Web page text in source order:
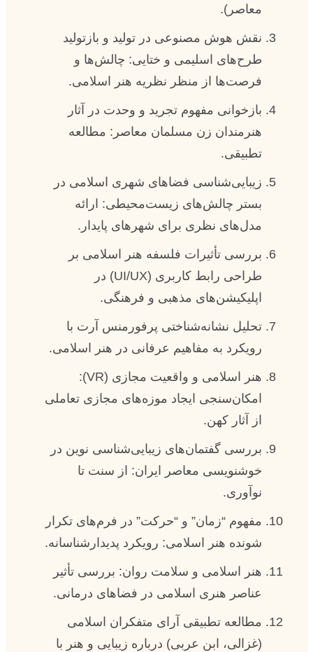
معاصر).
نقش هوش مصنوعی در تولید و بازتولید
طرح‌های اسلیمی و ختایی: چالش‌ها و
فرصت‌ها از منظر نظریه هنر اسلامی.
بازخوانی مفهوم تجرید و وحدت در آثار
هنرمندان زن مسلمان معاصر: مطالعه
تطبیقی.
زیبایی‌شناسی فضاهای شهری اسلامی در
بستر چالش‌های زیست‌محیطی: ارائه
مدل‌های نظری برای شهرهای پایدار.
بررسی تأثیرات فلسفه هنر اسلامی بر
طراحی رابط کاربری (UI/UX) در
اپلیکیشن‌های مذهبی و فرهنگی.
تحلیل نشانه‌شناختی پرفورمنس آرت با
رویکرد به مفاهیم عرفانی در هنر اسلامی.
هنر اسلامی و واقعیت مجازی (VR):
امکان‌سنجی ایجاد موزه‌های مجازی تعاملی
از آثار کهن.
بررسی گفتمان‌های زیبایی‌شناسی نوین در
خوشنویسی معاصر ایران: از سنت تا
نوآوری.
مفهوم “زمان” و “حرکت” در فرم‌های تکرار
شونده هنر اسلامی: رویکرد پدیدارشناسانه.
هنر اسلامی و سلامت روان: بررسی تأثیر
عناصر هنری اسلامی در فضاهای درمانی.
مطالعه تطبیقی آرای متفکران اسلامی
(غزالی، ابن عربی) درباره زیبایی و هنر با